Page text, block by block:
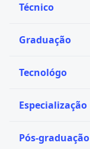
Técnico
Graduação
Tecnológo
Especialização
Pós-graduação